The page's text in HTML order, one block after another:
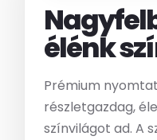
élénk
Prémium
részletgazdag,
színvilágot ad. A